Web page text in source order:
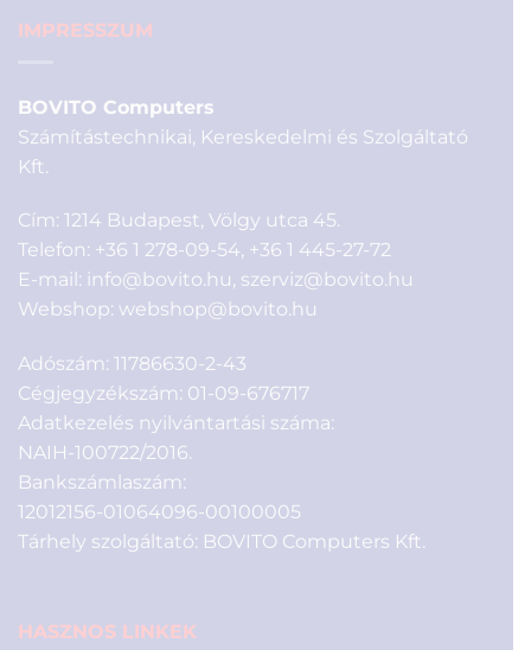
IMPRESSZUM
BOVITO Computers
Számítástechnikai, Kereskedelmi és Szolgáltató
Kft.
Cím: 1214 Budapest, Völgy utca 45.
Telefon: +36 1 278-09-54, +36 1 445-27-72
E-mail: info@bovito.hu, szerviz@bovito.hu
Webshop: webshop@bovito.hu
Adószám: 11786630-2-43
Cégjegyzékszám: 01-09-676717
Adatkezelés nyilvántartási száma:
NAIH-100722/2016.
Bankszámlaszám:
12012156-01064096-00100005
Tárhely szolgáltató: BOVITO Computers Kft.
HASZNOS LINKEK